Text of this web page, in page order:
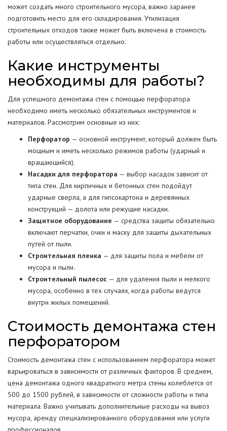
может создать много строительного мусора, важно заранее
подготовить место для его складирования. Утилизация
строительных отходов также может быть включена в стоимость
работы или осуществляться отдельно.
Какие инструменты
необходимы для работы?
Для успешного демонтажа стен с помощью перфоратора
необходимо иметь несколько обязательных инструментов и
материалов. Рассмотрим основные из них:
Перфоратор — основной инструмент, который должен быть
мощным и иметь несколько режимов работы (ударный и
вращающийся).
Насадки для перфоратора — выбор насадок зависит от
типа стен. Для кирпичных и бетонных стен подойдут
ударные сверла, а для гипсокартона и деревянных
конструкций — долота или режущие насадки.
Защитное оборудование — средства защиты обязательно
включают перчатки, очки и маску для защиты дыхательных
путей от пыли.
Строительная пленка — для защиты пола и мебели от
мусора и пыли.
Строительный пылесос — для удаления пыли и мелкого
мусора, особенно в тех случаях, когда работы ведутся
внутри жилых помещений.
Стоимость демонтажа стен
перфоратором
Стоимость демонтажа стен с использованием перфоратора может
варьироваться в зависимости от различных факторов. В среднем,
цена демонтажа одного квадратного метра стены колеблется от
500 до 1500 рублей, в зависимости от сложности работы и типа
материала. Важно учитывать дополнительные расходы на вывоз
мусора, аренду специализированного оборудования или услуги